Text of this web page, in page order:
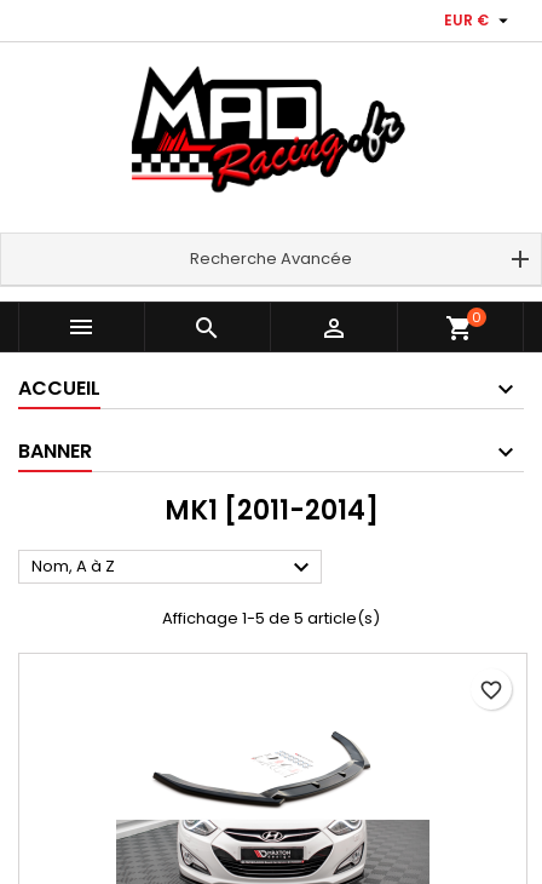
EUR € 
Recherche Avancée
   shopping_cart0
ACCUEIL
BANNER
MK1 [2011-2014]
Nom, A à Z 
Affichage 1-5 de 5 article(s)
favorite_border